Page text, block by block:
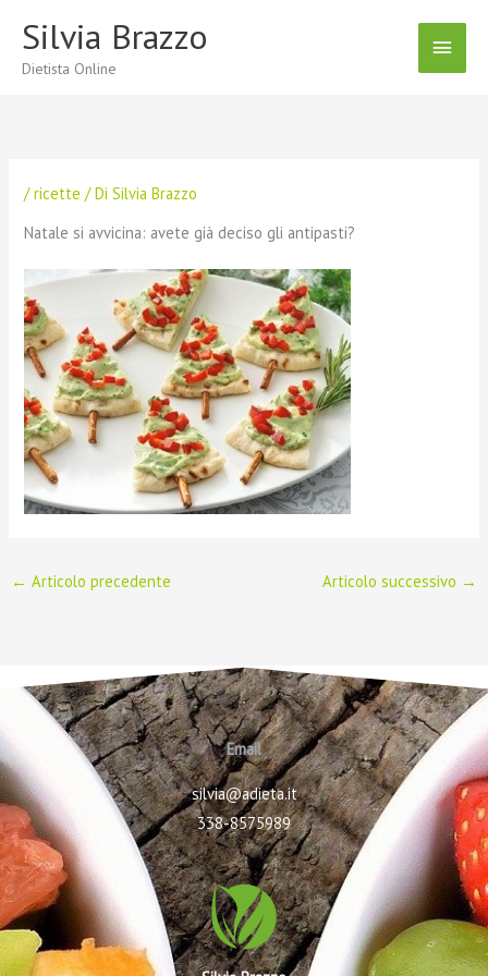
contenuto
Silvia Brazzo
Dietista Online
Menu
/ricette / DiSilvia Brazzo
Natale si avvicina: avete già deciso gli antipasti?
← Articolo precedente Articolo successivo →
Email
silvia@adieta.it
338-8575989